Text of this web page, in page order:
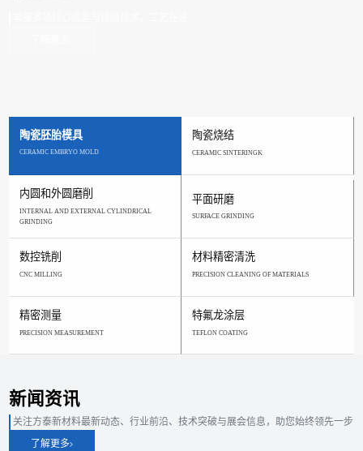
陶瓷胚胎模具
CERAMIC EMBRYO MOLD
陶瓷烧结
CERAMIC SINTERINGK
内圆和外圆磨削
INTERNAL AND EXTERNAL CYLINDRICAL
GRINDING
平面研磨
SURFACE GRINDING
数控铣削
CNC MILLING
材料精密清洗
PRECISION CLEANING OF MATERIALS
精密测量
PRECISION MEASUREMENT
特氟龙涂层
TEFLON COATING
新闻资讯
关注方泰新材料最新动态、行业前沿、技术突破与展会信息，助您始终领先一步
了解更多